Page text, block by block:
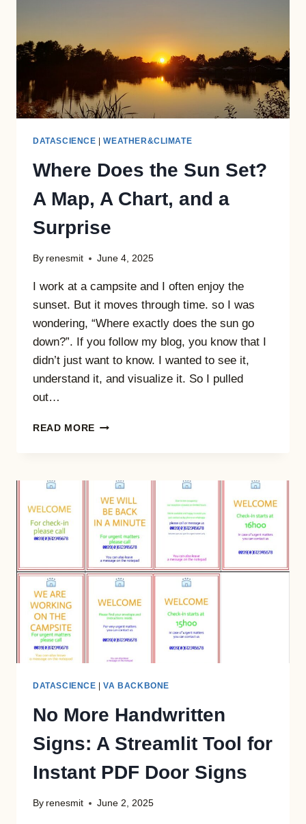
DATASCIENCE |WEATHER&CLIMATE
Where Does the Sun Set?
A Map, A Chart, and a
Surprise
By renesmit June 4, 2025
I work at a campsite and I often enjoy the
sunset. But it moves through time. so I was
wondering, “Where exactly does the sun go
down?”. If you follow my blog, you know that I
didn’t just want to know. I wanted to see it,
understand it, and visualize it. So I pulled
out…
READ MORE WHERE
SET?
A
MAP,
A
CHART,
AND
A
SURPRISE
DATASCIENCE |VA BACKBONE
No More Handwritten
Signs: A Streamlit Tool for
Instant PDF Door Signs
By renesmit June 2, 2025